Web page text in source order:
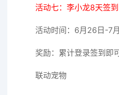
活动七：李小龙8天签到
活动时间：6月26日-7
奖励：累计登录签到即
联动宠物